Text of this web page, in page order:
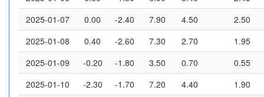
2025-01-07
0.00 -2.40 7.90 4.50
2.50
2025-01-08
0.40 -2.60 7.30 2.70
1.95
2025-01-09
-0.20 -1.80 3.50 0.70
0.55
2025-01-10
-2.30 -1.70 7.20 4.40
1.90